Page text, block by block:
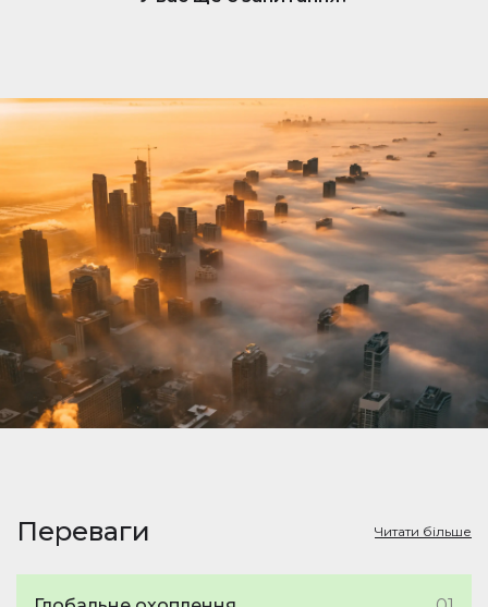
нерухомості. Коли вам подобається оголошення,
Щоб відповісти та зв’язатися з потенційними
покупцями чи орендарями, переконайтеся, що
ваша підписка активна.
Переваги Читати більше